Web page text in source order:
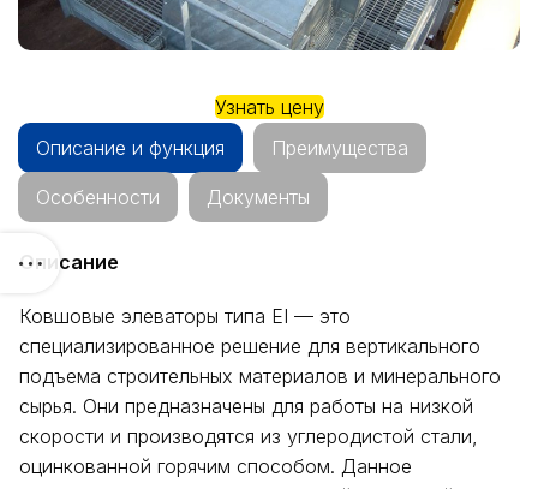
Узнать цену
Описание и функция
Преимущества
Особенности Документы
Описание
Ковшовые элеваторы типа EI — это
специализированное решение для вертикального
подъема строительных материалов и минерального
сырья. Они предназначены для работы на низкой
скорости и производятся из углеродистой стали,
оцинкованной горячим способом. Данное